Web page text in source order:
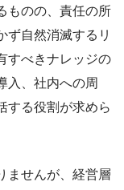
ものの、責任の所
ず自然消滅するリ
すべきナレッジの
入、社内への周
する役割が求めら
ませんが、経営層